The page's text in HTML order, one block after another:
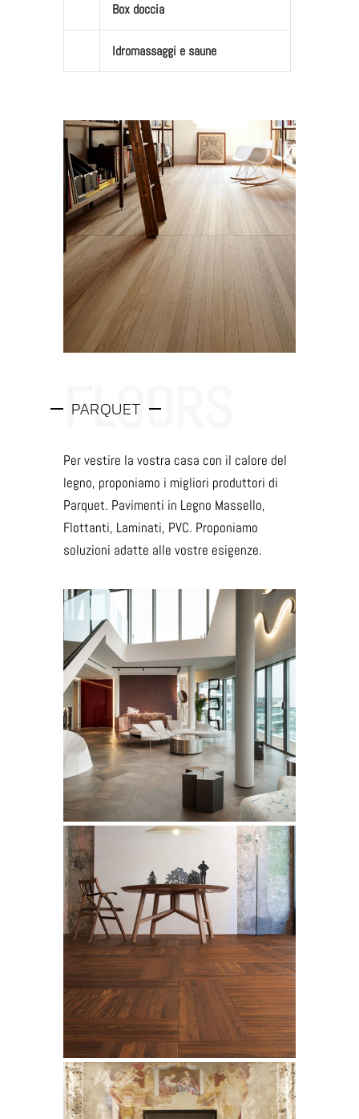
Box doccia
Idromassaggi e saune
PARQUET
Per vestire la vostra casa con il calore del
legno, proponiamo i migliori produttori di
Parquet. Pavimenti in Legno Massello,
Flottanti, Laminati, PVC. Proponiamo
soluzioni adatte alle vostre esigenze.